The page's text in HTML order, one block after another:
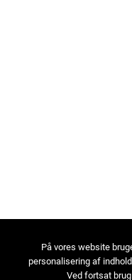
På vores website
personalisering af
Ved fortsat